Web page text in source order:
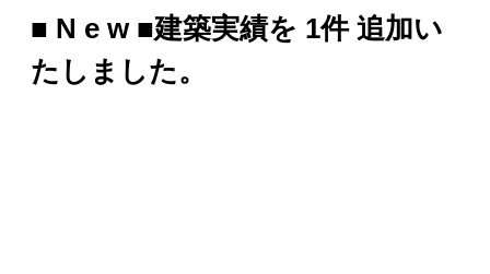
■ N e w ■建築実績を 1件 追加い
たしました。